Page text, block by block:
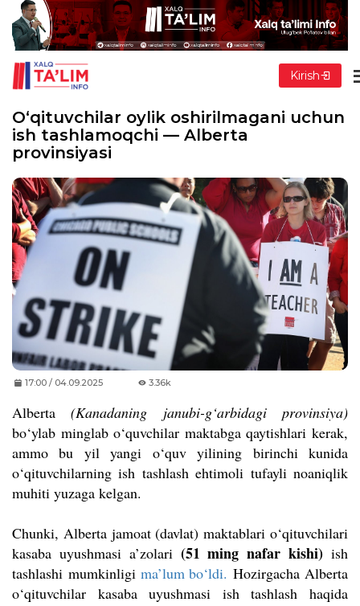
Kirish
O‘qituvchilar oylik oshirilmagani uchun
ish tashlamoqchi — Alberta
provinsiyasi
17:00 / 04.09.2025 3.36k
Alberta(Kanadaning janubi-g‘arbidagi provinsiya)
bo‘ylab minglab o‘quvchilar maktabga qaytishlari kerak,
ammo bu yil yangi o‘quv yilining birinchi kunida
o‘qituvchilarning ish tashlash ehtimoli tufayli noaniqlik
muhiti yuzaga kelgan.
Chunki, Alberta jamoat (davlat) maktablari o‘qituvchilari
kasaba uyushmasi a’zolari (51 ming nafar kishi) ish
tashlashi mumkinligi ma’lum bo‘ldi. Hozirgacha Alberta
o‘qituvchilar kasaba uyushmasi ish tashlash haqida